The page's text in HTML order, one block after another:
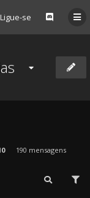
Ligue-se
190 mensagens